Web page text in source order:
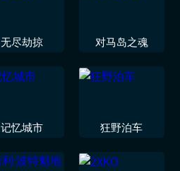
无尽劫掠 对马岛之魂
记忆城市 狂野泊车